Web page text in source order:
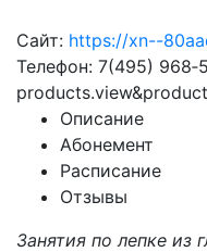
Сайт: https://xn--
Телефон: 7(495)
Описание
Абонемент
Расписание
Отзывы
Занятия по лепке из